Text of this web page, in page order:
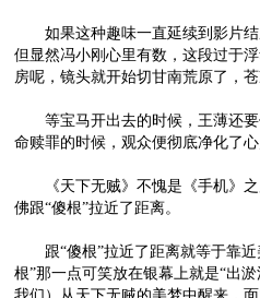
如果这种趣味一直延续到影片结
但显然冯小刚心里有数，这段过于
房呢，镜头就开始切甘南荒原了，
等宝马开出去的时候，王薄还要
命赎罪的时候，观众便彻底净化了
《天下无贼》不愧是《手机》之
佛跟“傻根”拉近了距离。
跟“傻根”拉近了距离就等于靠近
根”那一点可笑放在银幕上就是“出